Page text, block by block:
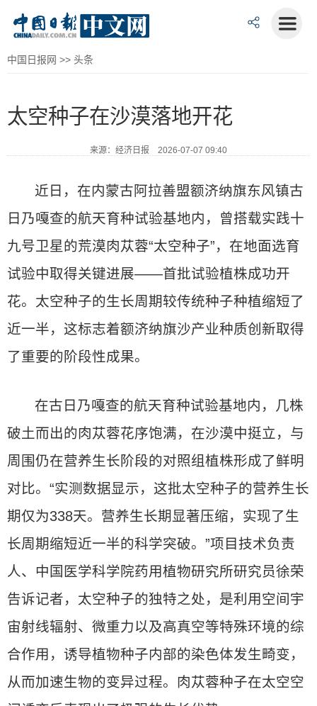
中国日报网 >> 头条
太空种子在沙漠落地开花
来源：经济日报 2026-07-07 09:40
近日，在内蒙古阿拉善盟额济纳旗东风镇古
日乃嘎查的航天育种试验基地内，曾搭载实践十
九号卫星的荒漠肉苁蓉“太空种子”，在地面选育
试验中取得关键进展——首批试验植株成功开
花。太空种子的生长周期较传统种子种植缩短了
近一半，这标志着额济纳旗沙产业种质创新取得
了重要的阶段性成果。
在古日乃嘎查的航天育种试验基地内，几株
破土而出的肉苁蓉花序饱满，在沙漠中挺立，与
周围仍在营养生长阶段的对照组植株形成了鲜明
对比。“实测数据显示，这批太空种子的营养生长
期仅为338天。营养生长期显著压缩，实现了生
长周期缩短近一半的科学突破。”项目技术负责
人、中国医学科学院药用植物研究所研究员徐荣
告诉记者，太空种子的独特之处，是利用空间宇
宙射线辐射、微重力以及高真空等特殊环境的综
合作用，诱导植物种子内部的染色体发生畸变，
从而加速生物的变异过程。肉苁蓉种子在太空空